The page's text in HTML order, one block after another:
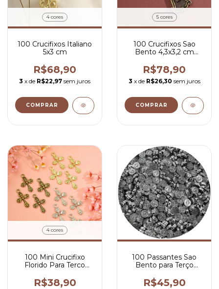
4 cores
100 Crucifixos Italiano
5x3 cm
R$68,90
3 x de R$22,97 sem juros
COMPRAR
5 cores
100 Crucifixos Sao
Bento 4,3x3,2 cm
R$78,90
3 x de R$26,30 sem juros
COMPRAR
4 cores
100 Mini Crucifixo
Florido Para Terco
Colares Catolico
R$38,90
100 Passantes Sao
Bento para Terço
Níquel Envelhecido
R$45,90